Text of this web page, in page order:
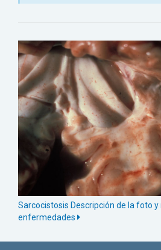
Sarcocistosis Descripción de la foto
enfermedades